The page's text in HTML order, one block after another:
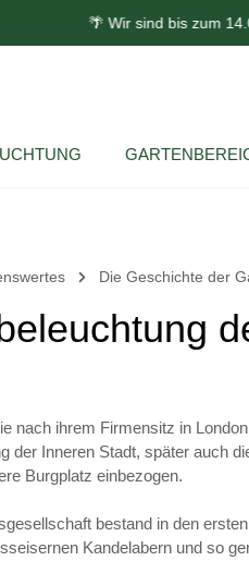
🌴 Wir sind bis zum
Die Geschichte der
nach ihrem Firmensitz in
der Inneren Stadt, später auch
Burgplatz einbezogen.
bestand in den
Kandelabern und so